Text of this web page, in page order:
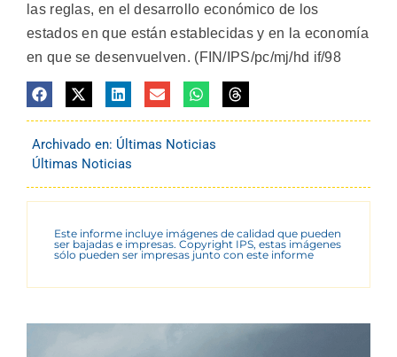
las reglas, en el desarrollo económico de los
estados en que están establecidas y en la economía
en que se desenvuelven. (FIN/IPS/pc/mj/hd if/98
Archivado en: Últimas Noticias
Últimas Noticias
Este informe incluye imágenes de calidad que pueden
ser bajadas e impresas. Copyright IPS, estas imágenes
sólo pueden ser impresas junto con este informe